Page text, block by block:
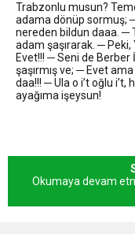
Trabzonlu musun?
adama dönüp sormuş;
nereden bildun daaa. ─
adam şaşırarak. ─
Evet!!! ─ Seni de
şaşırmış ve; ─ Evet
daa!!! ─ Ula o i’t oğlu
ayağıma işeysun!
Okumaya devam